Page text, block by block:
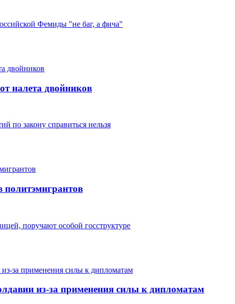
Фемиды "не баг, а фича"
налета двойников
по закону справиться нельзя
политэмигрантов
поручают особой госструктуре
из-за применения силы к дипломатам